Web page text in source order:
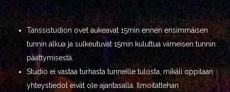
Tanssistudion ovet aukeavat 15min ennen ensimmäisen
tunnin alkua ja sulkeutuvat 15min kuluttua viimeisen tunnin
päättymisestä.
Studio ei vastaa turhasta tunneille tulosta, mikäli oppilaan
yhteystiedot eivät ole ajantasalla. Ilmoitattehan